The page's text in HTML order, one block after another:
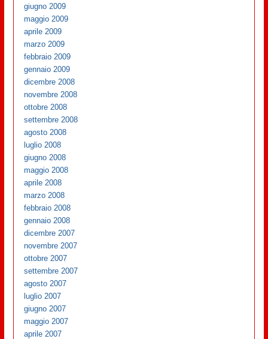
giugno 2009
maggio 2009
aprile 2009
marzo 2009
febbraio 2009
gennaio 2009
dicembre 2008
novembre 2008
ottobre 2008
settembre 2008
agosto 2008
luglio 2008
giugno 2008
maggio 2008
aprile 2008
marzo 2008
febbraio 2008
gennaio 2008
dicembre 2007
novembre 2007
ottobre 2007
settembre 2007
agosto 2007
luglio 2007
giugno 2007
maggio 2007
aprile 2007